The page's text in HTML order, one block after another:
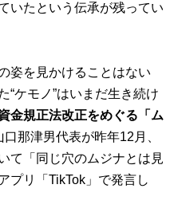
いたという伝承が残ってい
姿を見かけることはない
“ケモノ”はいまだ生き続け
金規正法改正をめぐる「ム
那津男代表が昨年12月、
て「同じ穴のムジナとは見
プリ「TikTok」で発言し